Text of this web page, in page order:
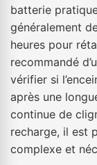
batterie
généralement
heures pour
recommandé
vérifier si
après une
continue de
recharge, il est
complexe et